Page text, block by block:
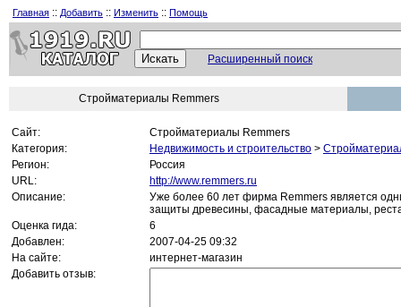
Главная :: Добавить :: Изменить :: Помощь
Расширенный поиск
Стройматериалы Remmers
Сайт:
Стройматериалы Remmers
Категория:
Недвижимость и строительство >
Регион:
Россия
URL:
http://www.remmers.ru
Описание:
Уже более 60 лет фирма Remmers является
защиты древесины, фасадные материалы,
Оценка гида:
6
Добавлен:
2007-04-25 09:32
На сайте:
интернет-магазин
Добавить отзыв: